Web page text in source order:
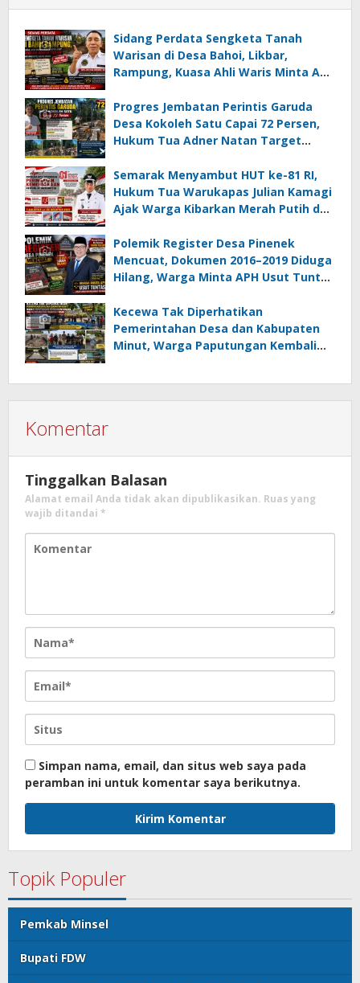
Sidang Perdata Sengketa Tanah
Warisan di Desa Bahoi, Likbar,
Rampung, Kuasa Ahli Waris Minta APH
Korupsi Dandes
Progres Jembatan Perintis Garuda
Desa Kokoleh Satu Capai 72 Persen,
Hukum Tua Adner Natan Target
Semarak Menyambut HUT ke-81 RI,
Hukum Tua Warukapas Julian Kamagi
Ajak Warga Kibarkan Merah Putih dan
Polemik Register Desa Pinenek
Mencuat, Dokumen 2016–2019 Diduga
Hilang, Warga Minta APH Usut Tuntas
Kumtua HK
Kecewa Tak Diperhatikan
Pemerintahan Desa dan Kabupaten
Minut, Warga Paputungan Kembali
Komentar
Tinggalkan Balasan
Alamat email Anda tidak akan dipublikasikan. Ruas yang
wajib ditandai *
Simpan nama, email, dan situs web saya pada
peramban ini untuk komentar saya berikutnya.
Topik Populer
Pemkab Minsel
Bupati FDW